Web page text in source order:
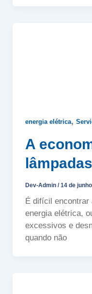
energia elétrica,
A
Dev-Admin /14 de
É difícil encontrar
energia elétrica,
excessivos e
quando não